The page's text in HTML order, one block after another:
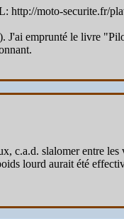
http://moto-securite.fr/
J'ai emprunté le livre
c.a.d. slalomer entre
lourd aurait été